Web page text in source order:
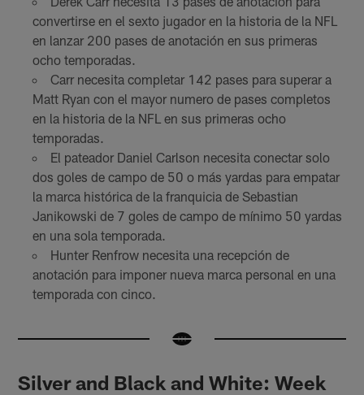
convertirse en el sexto jugador en la historia de la NFL
en lanzar 200 pases de anotación en sus primeras
ocho temporadas.
Carr necesita completar 142 pases para superar a
Matt Ryan con el mayor numero de pases completos
en la historia de la NFL en sus primeras ocho
temporadas.
El pateador Daniel Carlson necesita conectar solo
dos goles de campo de 50 o más yardas para empatar
la marca histórica de la franquicia de Sebastian
Janikowski de 7 goles de campo de mínimo 50 yardas
en una sola temporada.
Hunter Renfrow necesita una recepción de
anotación para imponer nueva marca personal en una
temporada con cinco.
Silver and Black and White: Week